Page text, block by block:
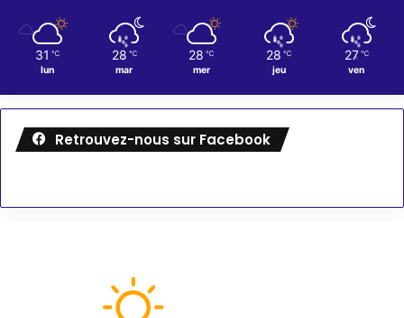
31 ℃
lun
28 ℃
mar
28 ℃
mer
28 ℃
jeu
27 ℃
ven
Retrouvez-nous sur Facebook